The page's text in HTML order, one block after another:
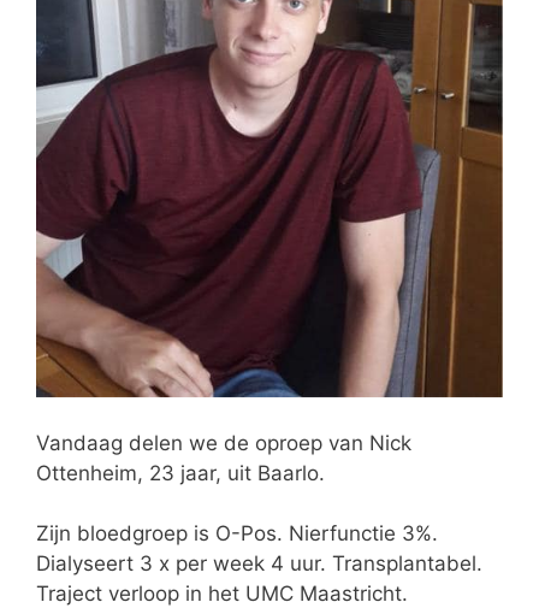
Vandaag delen we de oproep van Nick
Ottenheim, 23 jaar, uit Baarlo.
Zijn bloedgroep is O-Pos. Nierfunctie 3%.
Dialyseert 3 x per week 4 uur. Transplantabel.
Traject verloop in het UMC Maastricht.